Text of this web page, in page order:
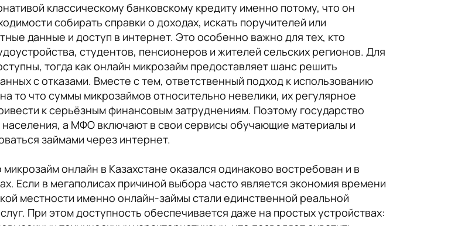
классическому банковскому кредиту именно потому, что он
собирать справки о доходах, искать поручителей или
данные и доступ в интернет. Это особенно важно для тех, кто
студентов, пенсионеров и жителей сельских регионов. Для
тогда как онлайн микрозайм предоставляет шанс решить
с отказами. Вместе с тем, ответственный подход к использованию
то что суммы микрозаймов относительно невелики, их регулярное
к серьёзным финансовым затруднениям. Поэтому государство
а МФО включают в свои сервисы обучающие материалы и
займами через интернет.
онлайн в Казахстане оказался одинаково востребован и в
Если в мегаполисах причиной выбора часто является экономия времени
местности именно онлайн-займы стали единственной реальной
При этом доступность обеспечивается даже на простых устройствах: